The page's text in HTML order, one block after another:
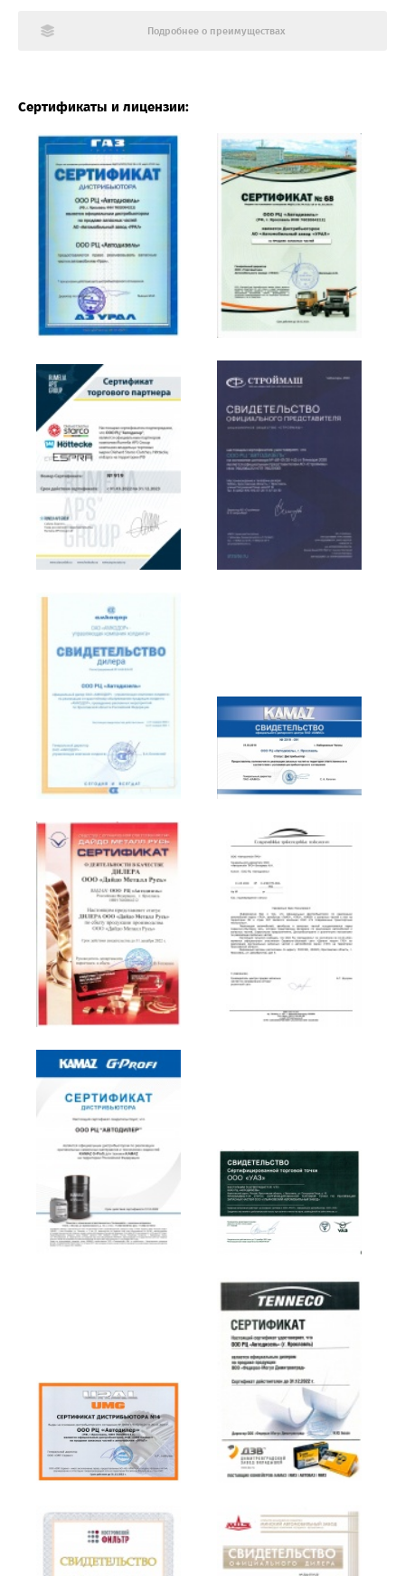
Подробнее о преимуществах
Сертификаты и лицензии: